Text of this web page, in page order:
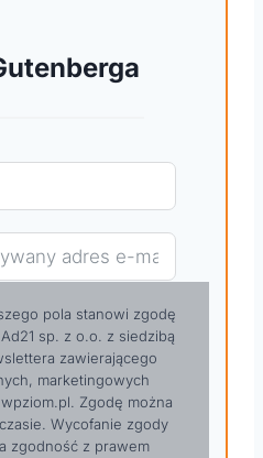
pola stanowi zgodę
sp. z o.o. z siedzibą
zawierającego
marketingowych
Zgodę można
Wycofanie zgody
zgodność z prawem